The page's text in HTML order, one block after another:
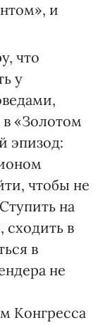
и
что
у
«Золотом
эпизод:
чтобы не
на
сходить в
в
не
Конгресса